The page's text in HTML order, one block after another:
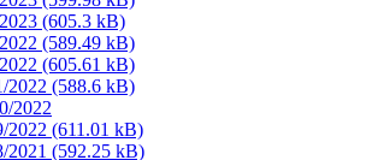
(605.3 kB)
(589.49 kB)
(605.61 kB)
2022 (588.6 kB)
2022
2022 (611.01 kB)
2021 (592.25 kB)